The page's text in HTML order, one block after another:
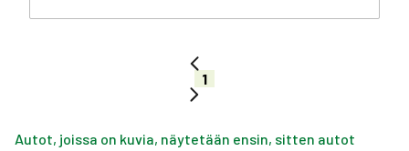
1
Autot, joissa on kuvia, näytetään ensin, sitten autot